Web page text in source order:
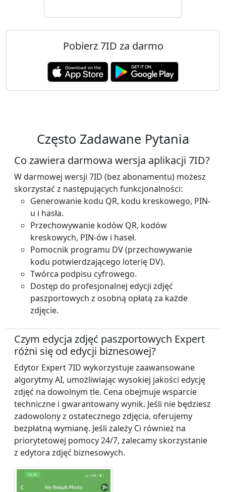
Pobierz 7ID za darmo
Często Zadawane Pytania
Co zawiera darmowa wersja aplikacji 7ID?
W darmowej wersji 7ID (bez abonamentu) możesz
skorzystać z następujących funkcjonalności:
Generowanie kodu QR, kodu kreskowego, PIN-
u i hasła.
Przechowywanie kodów QR, kodów
kreskowych, PIN-ów i haseł.
Pomocnik programu DV (przechowywanie
kodu potwierdzającego loterię DV).
Twórca podpisu cyfrowego.
Dostęp do profesjonalnej edycji zdjęć
paszportowych z osobną opłatą za każde
zdjęcie.
Czym edycja zdjęć paszportowych Expert
różni się od edycji biznesowej?
Edytor Expert 7ID wykorzystuje zaawansowane
algorytmy AI, umożliwiając wysokiej jakości edycję
zdjęć na dowolnym tle. Cena obejmuje wsparcie
techniczne i gwarantowany wynik. Jeśli nie będziesz
zadowolony z ostatecznego zdjęcia, oferujemy
bezpłatną wymianę. Jeśli zależy Ci również na
priorytetowej pomocy 24/7, zalecamy skorzystanie
z edytora zdjęć biznesowych.